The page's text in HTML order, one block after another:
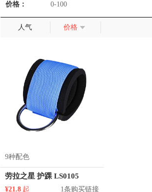
价格： 0-100
人气 价格
9种配色
劳拉之星 护踝 LS0105
¥21.8 起 1条购买链接